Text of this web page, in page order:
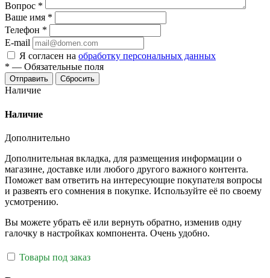
Вопрос *
Ваше имя *
Телефон *
E-mail
Я согласен на обработку персональных данных
* — Обязательные поля
Отправить Сбросить
Наличие
Наличие
Дополнительно
Дополнительная вкладка, для размещения информации о
магазине, доставке или любого другого важного контента.
Поможет вам ответить на интересующие покупателя вопросы
и развеять его сомнения в покупке. Используйте её по своему
усмотрению.
Вы можете убрать её или вернуть обратно, изменив одну
галочку в настройках компонента. Очень удобно.
Товары под заказ